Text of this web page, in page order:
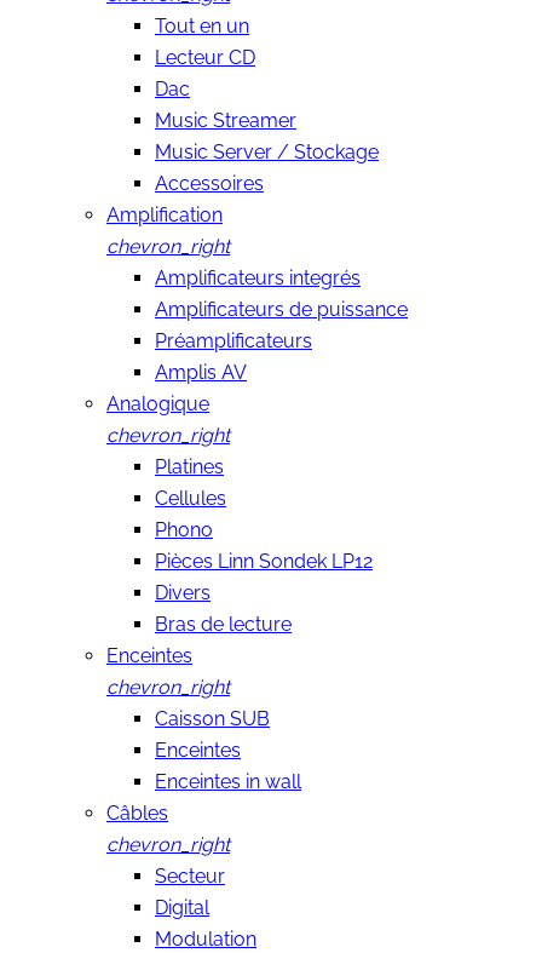
Tout en un
Lecteur CD
Dac
Music Streamer
Music Server / Stockage
Accessoires
Amplification
chevron_right
Amplificateurs integrés
Amplificateurs de puissance
Préamplificateurs
Amplis AV
Analogique
chevron_right
Platines
Cellules
Phono
Pièces Linn Sondek LP12
Divers
Bras de lecture
Enceintes
chevron_right
Caisson SUB
Enceintes
Enceintes in wall
Câbles
chevron_right
Secteur
Digital
Modulation